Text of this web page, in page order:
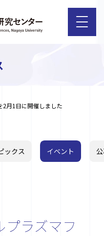
2月1日に開催しました
ックス イベント
ラズマフ